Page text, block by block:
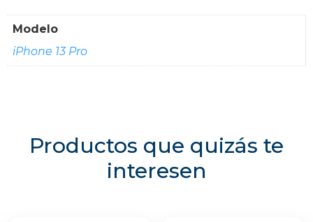
Modelo
iPhone 13 Pro
Productos que quizás te
interesen